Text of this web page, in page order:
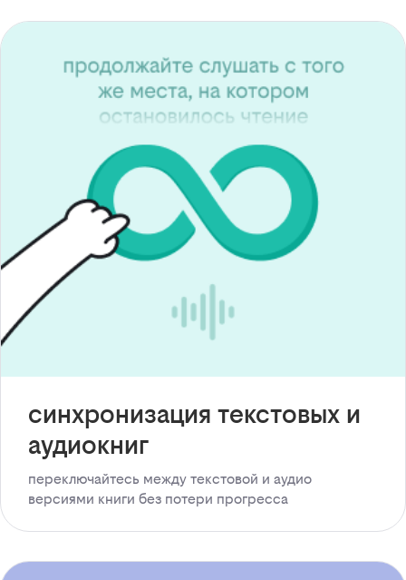
синхронизация текстовых и
аудиокниг
переключайтесь между текстовой и аудио
версиями книги без потери прогресса